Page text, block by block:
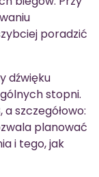
poradzić
dźwięku
stopni.
, a szczegółowo:
planować
i tego, jak